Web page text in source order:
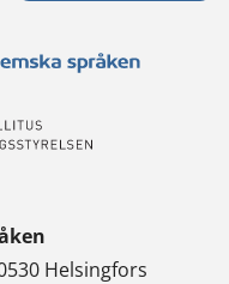
Helsingfors